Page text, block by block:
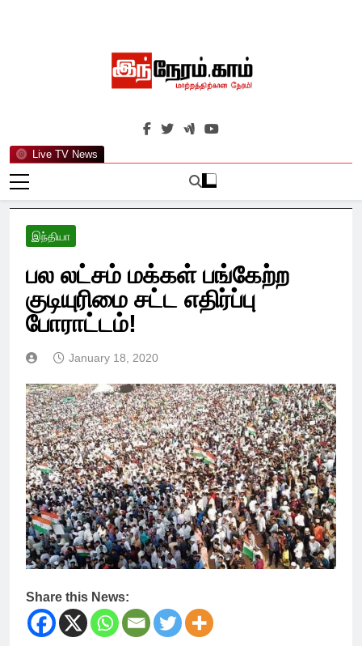
Live TV News
இந்நேரம்.காம்
செய்திகளுக்கு அப்பால்…
இந்தியா
பல லட்சம் மக்கள் பங்கேற்ற
குடியுரிமை சட்ட எதிர்ப்பு
போராட்டம்!
January 18, 2020
Share this News: